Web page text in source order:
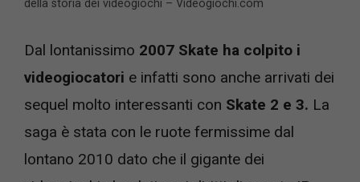
della storia dei videogiochi – Videogiochi.com
Dal lontanissimo 2007 Skate ha colpito i
videogiocatori e infatti sono anche arrivati dei
sequel molto interessanti con Skate 2 e 3. La
saga è stata con le ruote fermissime dal
lontano 2010 dato che il gigante dei